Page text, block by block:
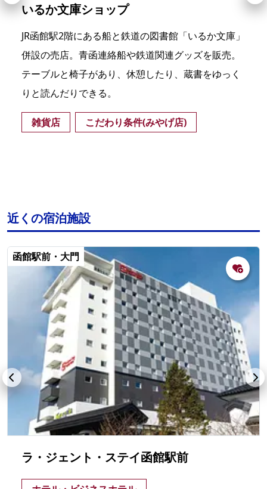
いるか文庫ショップ
JR函館駅2階にある船と鉄道の図書館「いるか文庫」
併設の売店。青函連絡船や鉄道関連グッズを販売。
テーブルと椅子があり、休憩したり、蔵書をゆっく
りと読んだりできる。
雑貨店 こだわり条件(みやげ店)
近くの宿泊施設
函館駅前・大門
ラ・ジェント・ステイ函館駅前